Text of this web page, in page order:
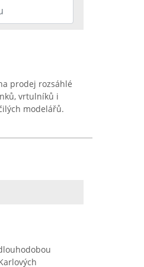
prodej rozsáhlé
vrtulníků i
modelářů.